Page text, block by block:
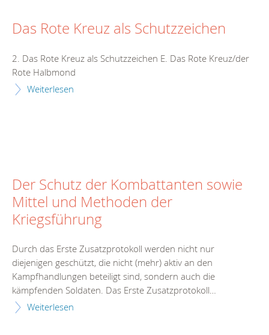
Das Rote Kreuz als Schutzzeichen
2. Das Rote Kreuz als Schutzzeichen E. Das Rote Kreuz/der
Rote Halbmond
Weiterlesen
Der Schutz der Kombattanten sowie
Mittel und Methoden der
Kriegsführung
Durch das Erste Zusatzprotokoll werden nicht nur
diejenigen geschützt, die nicht (mehr) aktiv an den
Kampfhandlungen beteiligt sind, sondern auch die
kämpfenden Soldaten. Das Erste Zusatzprotokoll…
Weiterlesen